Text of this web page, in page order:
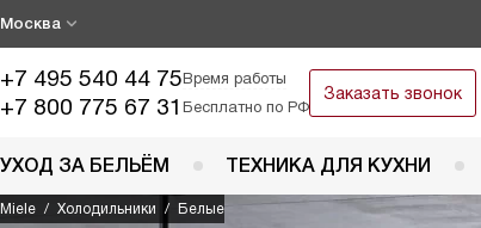
Москва
+7 495 540 44 75Время работы
+7 800 775 67 31 Бесплатно по РФ
Заказать звонок
УХОД ЗА БЕЛЬЁМ ТЕХНИКА ДЛЯ КУХНИ
Miele Холодильники Белые